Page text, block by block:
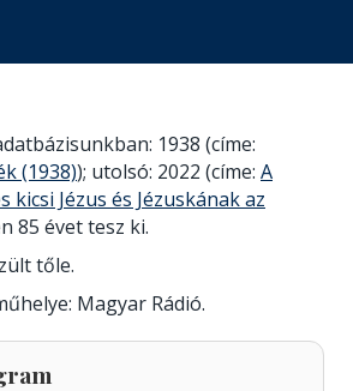
1938 (címe:
(1938)); utolsó: 2022 (címe: A
kicsi Jézus és Jézuskának az
85 évet tesz ki.
tőle.
Magyar Rádió.